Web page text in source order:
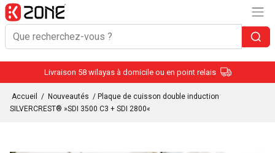
Livraison 58 wilayas à domicile ou en point relais
Accueil / Nouveautés / Plaque de cuisson double induction
SILVERCREST® »SDI 3500 C3 + SDI 2800«